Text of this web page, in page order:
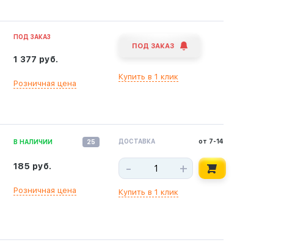
ПОД ЗАКАЗ
1 377 руб.
Розничная цена
ПОД ЗАКАЗ
Купить в 1 клик
В НАЛИЧИИ 25
185 руб.
Розничная цена
ДОСТАВКА от 7-14
- +
Купить в 1 клик